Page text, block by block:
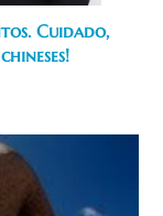
Cuidado,